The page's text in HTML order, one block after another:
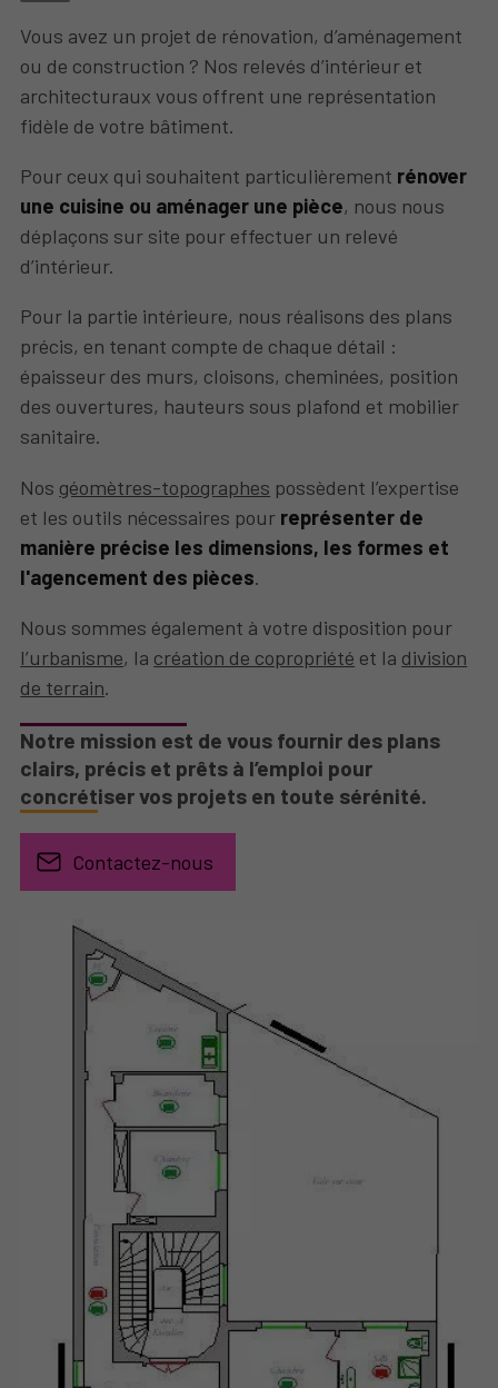
Vous avez un projet de rénovation, d’aménagement
ou de construction ? Nos relevés d’intérieur et
architecturaux vous offrent une représentation
fidèle de votre bâtiment.
Pour ceux qui souhaitent particulièrement rénover
une cuisine ou aménager une pièce, nous nous
déplaçons sur site pour effectuer un relevé
d’intérieur.
Pour la partie intérieure, nous réalisons des plans
précis, en tenant compte de chaque détail :
épaisseur des murs, cloisons, cheminées, position
des ouvertures, hauteurs sous plafond et mobilier
sanitaire.
Nos géomètres-topographes possèdent l’expertise
et les outils nécessaires pour représenter de
manière précise les dimensions, les formes et
l'agencement des pièces.
Nous sommes également à votre disposition pour
l’urbanisme, la création de copropriété et la division
de terrain.
Notre mission est de vous fournir des plans
clairs, précis et prêts à l’emploi pour
concrétiser vos projets en toute sérénité.
Contactez-nous